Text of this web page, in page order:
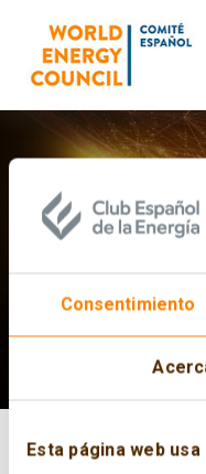
Consentimiento
Esta página web
World